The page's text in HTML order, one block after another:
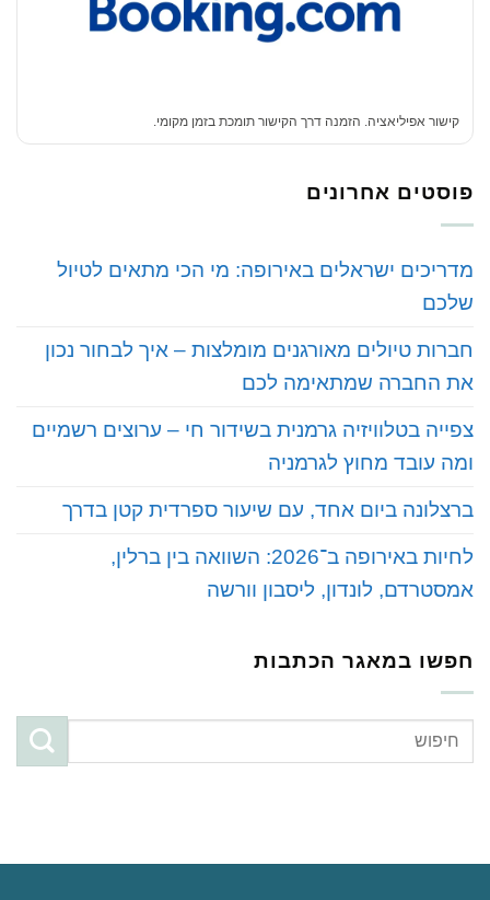
קישור אפיליאציה. הזמנה דרך הקישור תומכת בזמן מקומי.
פוסטים אחרונים
‏מדריכים ישראלים באירופה: מי הכי מתאים לטיול
שלכם
‏חברות טיולים מאורגנים מומלצות – איך לבחור נכון
את החברה שמתאימה לכם
‏צפייה בטלוויזיה גרמנית בשידור חי – ערוצים רשמיים
ומה עובד מחוץ לגרמניה
‏ברצלונה ביום אחד, עם שיעור ספרדית קטן בדרך
‏לחיות באירופה ב־2026: השוואה בין ברלין,
אמסטרדם, לונדון, ליסבון וורשה
חפשו במאגר הכתבות